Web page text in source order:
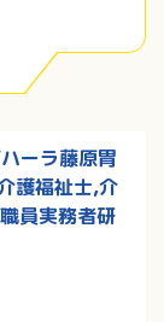
ーラ藤原胃
護福祉士,介
員実務者研